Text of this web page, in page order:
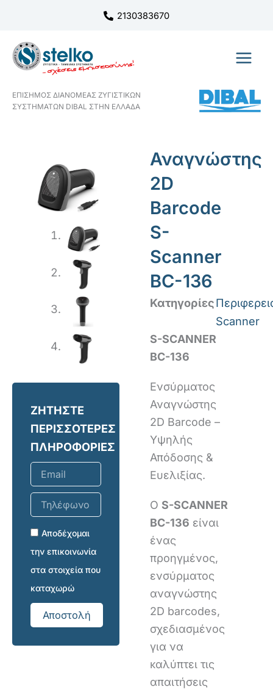
περιεχόμενο
2130383670
ΕΠΙΣΗΜΟΣ ΔΙΑΝΟΜΕΑΣ ΖΥΓΙΣΤΙΚΩΝ
ΣΥΣΤΗΜΑΤΩΝ DIBAL ΣΤΗΝ ΕΛΛΑΔΑ
ΖΗΤΗΣΤΕ
ΠΕΡΙΣΣΟΤΕΡΕΣ
ΠΛΗΡΟΦΟΡΙΕΣ
Email
Τηλέφωνο
επικοινωνίας
Αποδέχομαι
την επικοινωνία
στα στοιχεία που
καταχωρώ
Αποστολή
Αναγνώστης
2D
Barcode
S-
Scanner
BC-136
Κατηγορίες
Scanner
S-SCANNER
BC-136
Ενσύρματος
Αναγνώστης
2D Barcode –
Υψηλής
Απόδοσης &
Ευελιξίας.
Ο S-SCANNER
BC-136 είναι
ένας
προηγμένος,
ενσύρματος
αναγνώστης
2D barcodes,
σχεδιασμένος
για να
καλύπτει τις
απαιτήσεις